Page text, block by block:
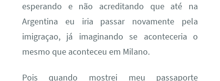
esperando e não acreditando que até na
Argentina eu iria passar novamente pela
imigraçao, já imaginando se aconteceria o
mesmo que aconteceu em Milano.
Pois quando mostrei meu passaporte